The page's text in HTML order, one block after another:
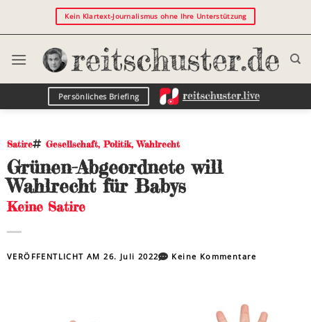
Kein Klartext-Journalismus ohne Ihre Unterstützung
Persönliches Briefing
Satire Gesellschaft,Politik,Wahlrecht
Grünen-Abgeordnete will
Wahlrecht für Babys
Keine Satire
VERÖFFENTLICHT AM26. Juli 2022 Keine Kommentare